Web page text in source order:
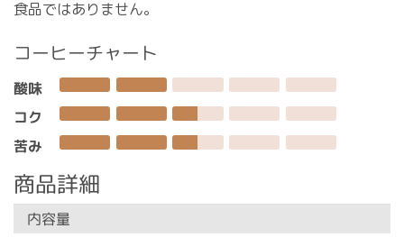
食品ではありません。
コーヒーチャート
酸味
コク
苦み
商品詳細
内容量